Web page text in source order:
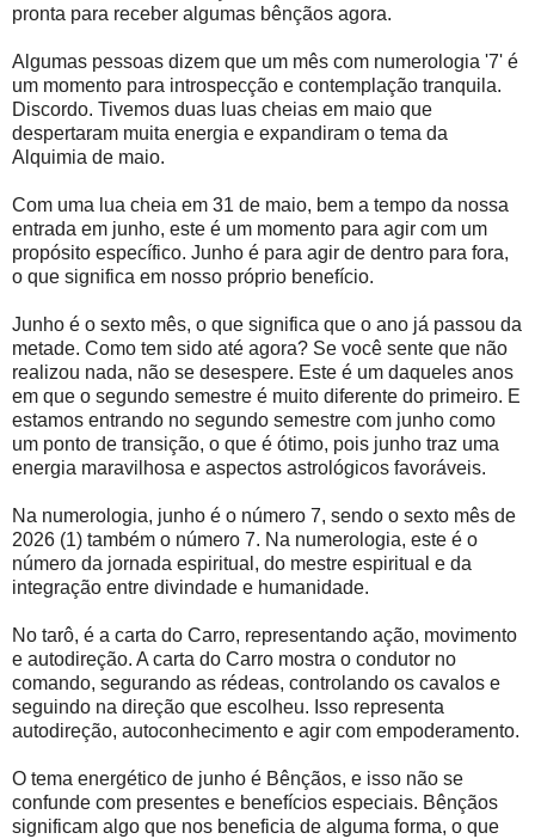
pronta para receber algumas bênçãos agora.
Algumas pessoas dizem que um mês com numerologia '7' é
um momento para introspecção e contemplação tranquila.
Discordo. Tivemos duas luas cheias em maio que
despertaram muita energia e expandiram o tema da
Alquimia de maio.
Com uma lua cheia em 31 de maio, bem a tempo da nossa
entrada em junho, este é um momento para agir com um
propósito específico. Junho é para agir de dentro para fora,
o que significa em nosso próprio benefício.
Junho é o sexto mês, o que significa que o ano já passou da
metade. Como tem sido até agora? Se você sente que não
realizou nada, não se desespere. Este é um daqueles anos
em que o segundo semestre é muito diferente do primeiro. E
estamos entrando no segundo semestre com junho como
um ponto de transição, o que é ótimo, pois junho traz uma
energia maravilhosa e aspectos astrológicos favoráveis.
Na numerologia, junho é o número 7, sendo o sexto mês de
2026 (1) também o número 7. Na numerologia, este é o
número da jornada espiritual, do mestre espiritual e da
integração entre divindade e humanidade.
No tarô, é a carta do Carro, representando ação, movimento
e autodireção. A carta do Carro mostra o condutor no
comando, segurando as rédeas, controlando os cavalos e
seguindo na direção que escolheu. Isso representa
autodireção, autoconhecimento e agir com empoderamento.
O tema energético de junho é Bênçãos, e isso não se
confunde com presentes e benefícios especiais. Bênçãos
significam algo que nos beneficia de alguma forma, o que